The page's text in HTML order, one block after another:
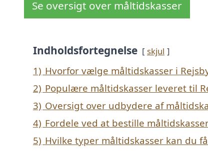
Se oversigt over måltidskasser
Indholdsfortegnelse skjul
1) Hvorfor vælge måltidskasser i
2) Populære måltidskasser leveret til
3) Oversigt over udbydere af
4) Fordele ved at bestille
5) Hvilke typer måltidskasser kan du